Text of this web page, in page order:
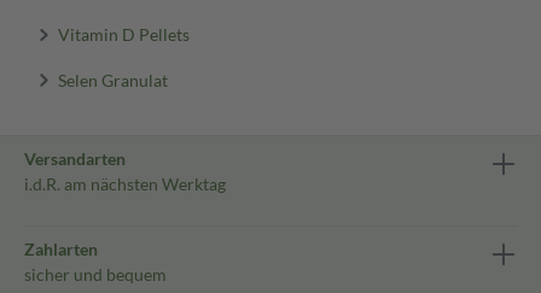
Vitamin D Pellets
Selen Granulat
Versandarten
i.d.R. am nächsten Werktag
Zahlarten
sicher und bequem